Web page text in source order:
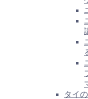
タイ